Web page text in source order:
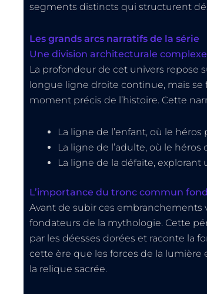
segments distincts qui structurent
Les grands arcs narratifs de la série
Une division architecturale complexe
La profondeur de cet univers repose
longue ligne droite continue, mais
moment précis de l’histoire. Cette
La ligne de l’enfant, où le
La ligne de l’adulte, où le héros
La ligne de la défaite, explorant
L’importance du tronc commun
Avant de subir ces
fondateurs de la mythologie. Cette
par les déesses dorées et raconte la
cette ère que les forces de la lumière
la relique sacrée.